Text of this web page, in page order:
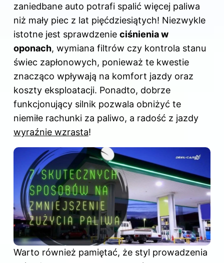
zaniedbane auto potrafi spalić więcej paliwa
niż mały piec z lat pięćdziesiątych! Niezwykle
istotne jest sprawdzenie ciśnienia w
oponach, wymiana filtrów czy kontrola stanu
świec zapłonowych, ponieważ te kwestie
znacząco wpływają na komfort jazdy oraz
koszty eksploatacji. Ponadto, dobrze
funkcjonujący silnik pozwala obniżyć te
niemiłe rachunki za paliwo, a radość z jazdy
wyraźnie wzrasta!
Warto również pamiętać, że styl prowadzenia